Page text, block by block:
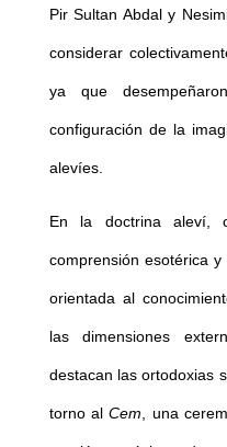
Pir Sultan Abdal y
considerar
ya que
configuración de la
alevíes.
En la doctrina aleví,
comprensión esotérica y
orientada al
las dimensiones
destacan las ortodoxias
torno alCem , una